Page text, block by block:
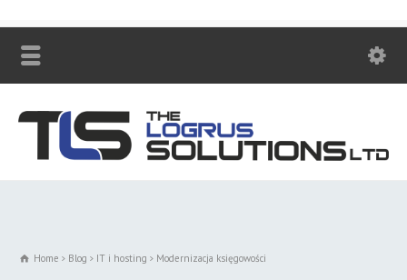
Home Blog IT i hosting Modernizacja księgowości